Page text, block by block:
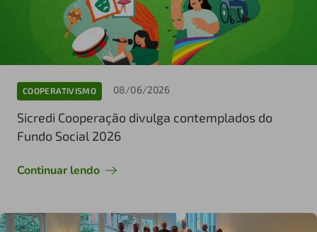
COOPERATIVISMO 08/06/2026
Sicredi Cooperação divulga contemplados do
Fundo Social 2026
Continuar lendo